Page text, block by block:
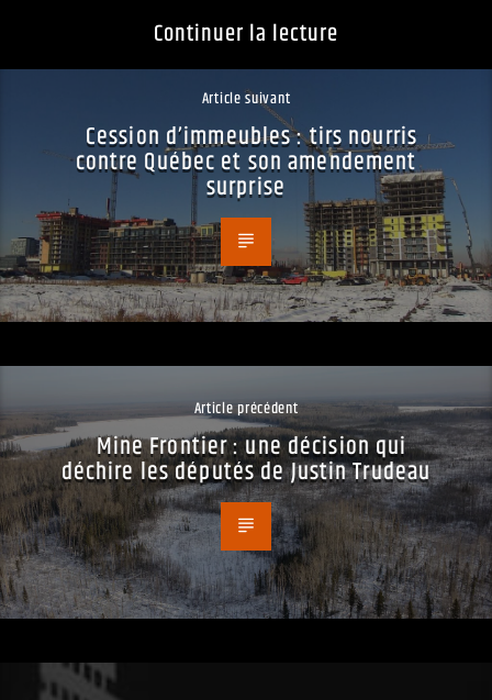
Continuer la lecture
Article suivant
Cession d’immeubles : tirs nourris
contre Québec et son amendement
surprise
Article précédent
Mine Frontier : une décision qui
déchire les députés de Justin Trudeau